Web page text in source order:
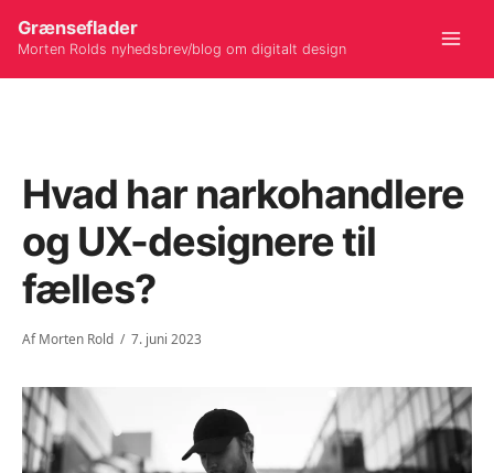
Grænseflader
Morten Rolds nyhedsbrev/blog om digitalt design
Hvad har narkohandlere
og UX-designere til
fælles?
AfMorten Rold /7. juni 2023